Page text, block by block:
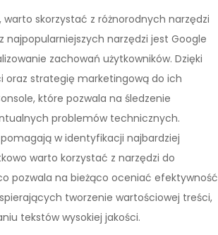
skorzystać z różnorodnych narzędzi
najpopularniejszych narzędzi jest Google
zachowań użytkowników. Dzięki
oraz strategię marketingową do ich
które pozwala na śledzenie
problemów technicznych.
pomagają w identyfikacji najbardziej
warto korzystać z narzędzi do
pozwala na bieżąco oceniać efektywność
tworzenie wartościowej treści,
tekstów wysokiej jakości.